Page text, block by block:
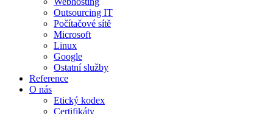
Outsourcing IT
Počítačové sítě
Microsoft
Linux
Google
Ostatní služby
Reference
O nás
Etický kodex
Certifikáty